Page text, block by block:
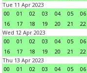
Tue 11 Apr 2023
00
01 02 03 04 05 06
16
17 18 19 20 21 22
Wed 12 Apr 2023
00
01 02 03 04 05 06
16
17 18 19 20 21 22
Thu 13 Apr 2023
00
01 02 03 04 05 06